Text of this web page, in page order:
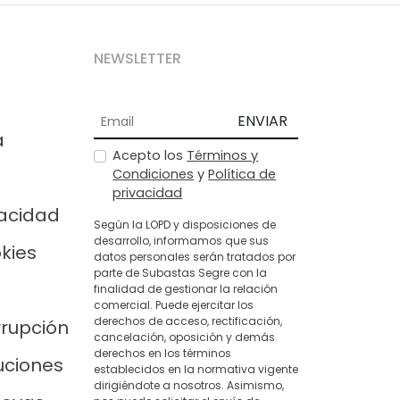
NEWSLETTER
ENVIAR
Acepto los Términos y
Condiciones yPolítica de
privacidad
Según la LOPD y disposiciones de
desarrollo, informamos que sus
datos personales serán tratados por
parte de Subastas Segre con la
finalidad de gestionar la relación
comercial. Puede ejercitar los
derechos de acceso, rectificación,
cancelación, oposición y demás
derechos en los términos
establecidos en la normativa vigente
dirigiéndote a nosotros. Asimismo,